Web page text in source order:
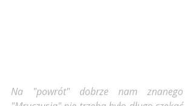
Na "powrót" dobrze nam znanego